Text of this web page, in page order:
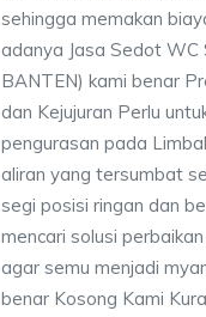
sehingga memakan
adanya Jasa Sedot WC
BANTEN) kami benar
dan Kejujuran Perlu
pengurasan pada
aliran yang tersumbat
segi posisi ringan dan
mencari solusi
agar semu menjadi
benar Kosong Kami